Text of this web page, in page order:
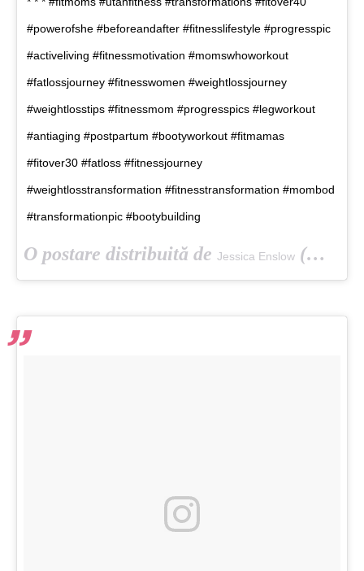
#powerofshe #beforeandafter #fitnesslifestyle #progresspic
#activeliving #fitnessmotivation #momswhoworkout
#fatlossjourney #fitnesswomen #weightlossjourney
#weightlosstips #fitnessmom #progresspics #legworkout
#antiaging #postpartum #bootyworkout #fitmamas
#fitover30 #fatloss #fitnessjourney
#weightlosstransformation #fitnesstransformation #mombod
#transformationpic #bootybuilding
O postare distribuită de Jessica Enslow (@jessicaenslow) pe